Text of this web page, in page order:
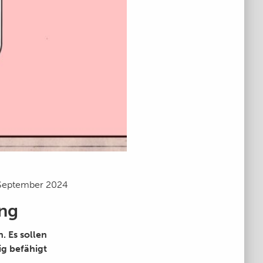
2024
Es sollen
befähigt